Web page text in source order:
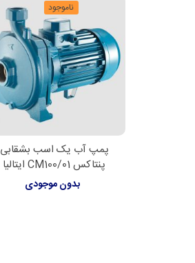
ناموجود
اطلاعات بیشتر
پمپ آب یک اسب بشقابی
پنتاکس CM100/01 ایتالیا
بدون موجودی